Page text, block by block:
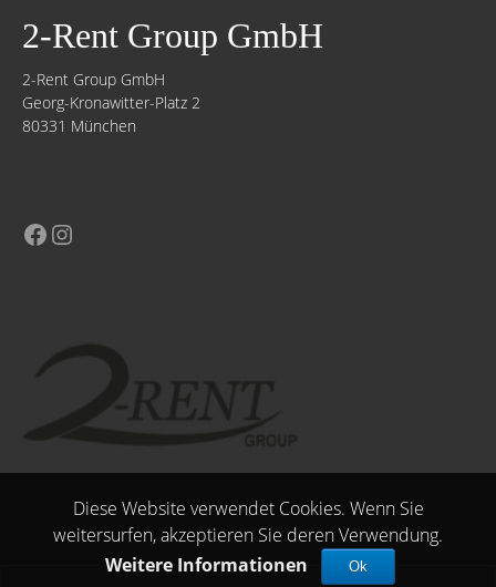
2-Rent Group GmbH
2-Rent Group GmbH
Georg-Kronawitter-Platz 2
80331 München
Diese Website verwendet Cookies. Wenn Sie
weitersurfen, akzeptieren Sie deren Verwendung.
Weitere Informationen
Ok